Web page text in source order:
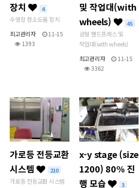
장치
4
수영장 청소도움 장치
최고관리자
11-15
1393
및 작업대(with
wheels)
45
금형 핸드프레스 및
작업대(with wheels)
최고관리자
11-15
3362
가로등 전등교환
시스템
210
가로등 전등교환 시스템
x-y stage (size
1200) 80% 진
행 모습
3